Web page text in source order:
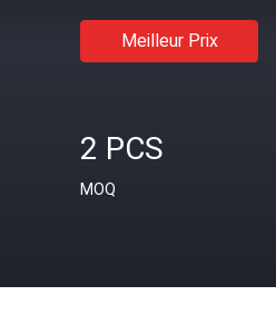
Meilleur Prix
2 PCS
MOQ